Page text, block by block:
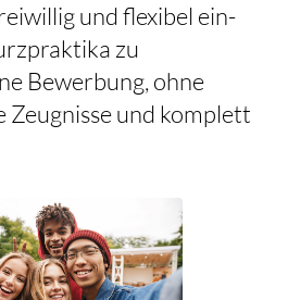
und flexibel ein-
zu
Bewerbung, ohne
Zeugnisse und komplett